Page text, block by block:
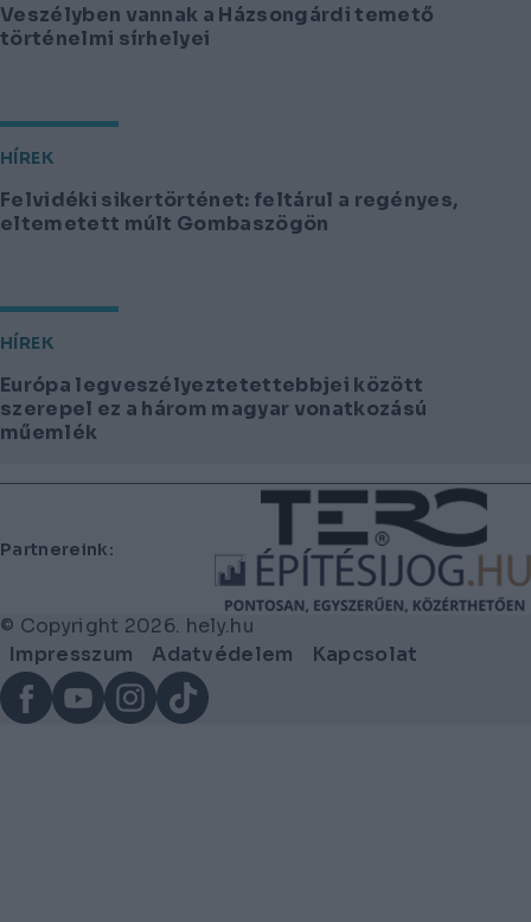
Veszélyben vannak a Házsongárdi temető
történelmi sírhelyei
HÍREK
Felvidéki sikertörténet: feltárul a regényes,
eltemetett múlt Gombaszögön
HÍREK
Európa legveszélyeztetettebbjei között
szerepel ez a három magyar vonatkozású
műemlék
Lábléc
Partnereink:
© Copyright 2026. hely.hu
Lábléc
menü
Impresszum Adatvédelem
Kapcsolat
FacebookYouTubeInstagram